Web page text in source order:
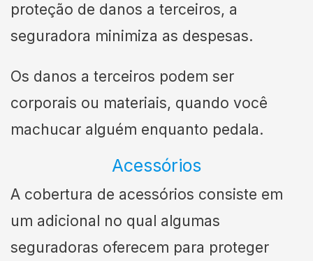
proteção de danos a terceiros, a
seguradora minimiza as despesas.
Os danos a terceiros podem ser
corporais ou materiais, quando você
machucar alguém enquanto pedala.
Acessórios
A cobertura de acessórios consiste em
um adicional no qual algumas
seguradoras oferecem para proteger